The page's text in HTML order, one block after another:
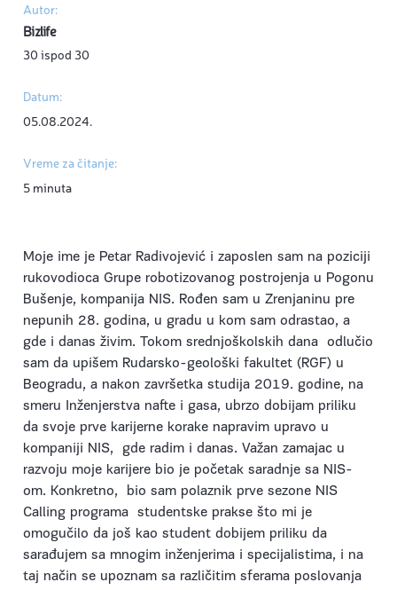
Autor:
Bizlife
30 ispod 30
Datum:
05.08.2024.
Vreme za čitanje:
5 minuta
Moje ime je Petar Radivojević i zaposlen sam na poziciji
rukovodioca Grupe robotizovanog postrojenja u Pogonu
Bušenje, kompanija NIS. Rođen sam u Zrenjaninu pre
nepunih 28. godina, u gradu u kom sam odrastao, a
gde i danas živim. Tokom srednjoškolskih dana odlučio
sam da upišem Rudarsko-geološki fakultet (RGF) u
Beogradu, a nakon završetka studija 2019. godine, na
smeru Inženjerstva nafte i gasa, ubrzo dobijam priliku
da svoje prve karijerne korake napravim upravo u
kompaniji NIS, gde radim i danas. Važan zamajac u
razvoju moje karijere bio je početak saradnje sa NIS-
om. Konkretno, bio sam polaznik prve sezone NIS
Calling programa studentske prakse što mi je
omogučilo da još kao student dobijem priliku da
sarađujem sa mnogim inženjerima i specijalistima, i na
taj način se upoznam sa različitim sferama poslovanja